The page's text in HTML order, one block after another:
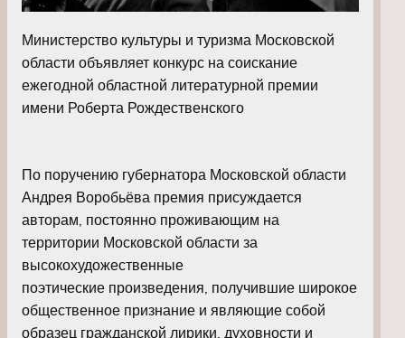
Министерство культуры и туризма Московской
области объявляет конкурс на соискание
ежегодной областной литературной премии
имени Роберта Рождественского
По поручению губернатора Московской области
Андрея Воробьёва премия присуждается
авторам, постоянно проживающим на
территории Московской области за
высокохудожественные
поэтические произведения, получившие широкое
общественное признание и являющие собой
образец гражданской лирики, духовности и